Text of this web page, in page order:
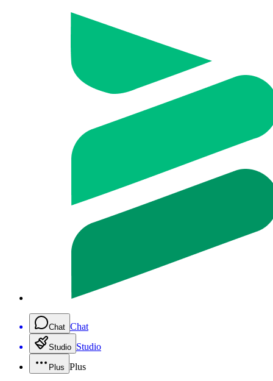
Chat Chat
Studio Studio
Plus Plus